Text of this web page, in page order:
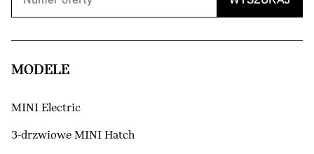
MODELE
MINI Electric
3-drzwiowe MINI Hatch